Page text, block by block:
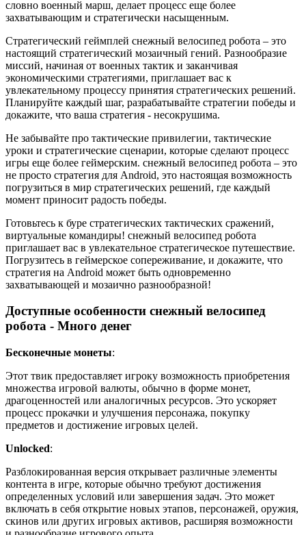
словно военный марш, делает процесс еще более
захватывающим и стратегически насыщенным.
Стратегический геймплей снежный велосипед робота – это
настоящий стратегический мозаичный гений. Разнообразие
миссий, начиная от военных тактик и заканчивая
экономическими стратегиями, приглашает вас к
увлекательному процессу принятия стратегических решений.
Планируйте каждый шаг, разрабатывайте стратегии победы и
докажите, что ваша стратегия - несокрушима.
Не забывайте про тактические привилегии, тактические
уроки и стратегические сценарии, которые сделают процесс
игры еще более геймерским. снежный велосипед робота – это
не просто стратегия для Android, это настоящая возможность
погрузиться в мир стратегических решений, где каждый
момент приносит радость победы.
Готовьтесь к буре стратегических тактических сражений,
виртуальные командиры! снежный велосипед робота
приглашает вас в увлекательное стратегическое путешествие.
Погрузитесь в геймерское сопереживание, и докажите, что
стратегия на Android может быть одновременно
захватывающей и мозаично разнообразной!
Доступные особенности снежный велосипед
робота - Много денег
Бесконечные монеты:
Этот твик предоставляет игроку возможность приобретения
множества игровой валюты, обычно в форме монет,
драгоценностей или аналогичных ресурсов. Это ускоряет
процесс прокачки и улучшения персонажа, покупку
предметов и достижение игровых целей.
Unlocked:
Разблокированная версия открывает различные элементы
контента в игре, которые обычно требуют достижения
определенных условий или завершения задач. Это может
включать в себя открытие новых этапов, персонажей, оружия,
скинов или других игровых активов, расширяя возможности